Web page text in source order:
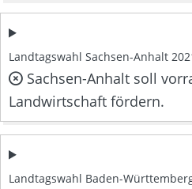
Landtagswahl Sachsen-Anhalt
Sachsen-Anhalt soll
Landwirtschaft fördern.
Landtagswahl Baden-